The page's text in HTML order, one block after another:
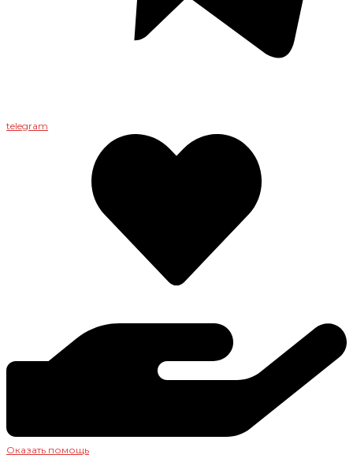
telegram
Оказать помощь